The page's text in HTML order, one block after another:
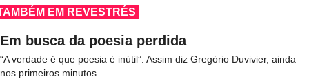
EM REVESTRÉS
Em busca da poesia perdida
“A verdade é que poesia é inútil”. Assim diz Gregório Duvivier, ainda
nos primeiros minutos...